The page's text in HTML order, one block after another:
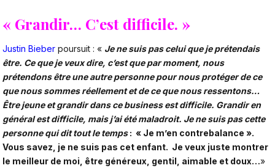
« Grandir… C’est difficile. »
Justin Bieber poursuit : « Je ne suis pas celui que je prétendais
être. Ce que je veux dire, c’est que par moment, nous
prétendons être une autre personne pour nous protéger de ce
que nous sommes réellement et de ce que nous ressentons…
Être jeune et grandir dans ce business est difficile. Grandir en
général est difficile, mais j’ai été maladroit. Je ne suis pas cette
personne qui dit tout le temps: « Je m’en contrebalance ».
Vous savez, je ne suis pas cet enfant. Je veux juste montrer
le meilleur de moi, être généreux, gentil, aimable et doux…»